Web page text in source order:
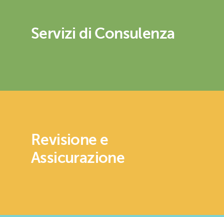
Servizi di Consulenza
Revisione e
Assicurazione